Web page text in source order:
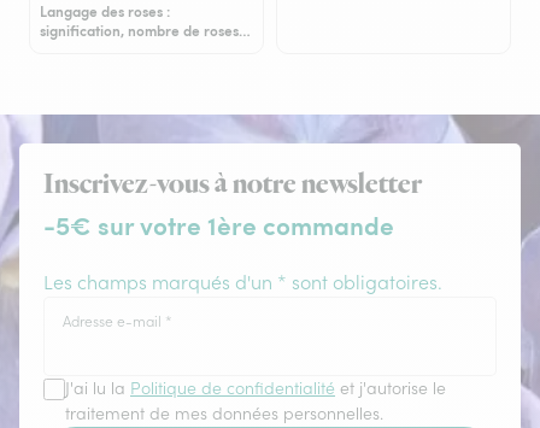
Langage des roses :
signification, nombre de roses…
Inscrivez-vous à notre newsletter
-5€ sur votre 1ère commande
Les champs marqués d'un * sont obligatoires.
Adresse e-mail *
J'ai lu la Politique de confidentialité et j'autorise le
traitement de mes données personnelles.